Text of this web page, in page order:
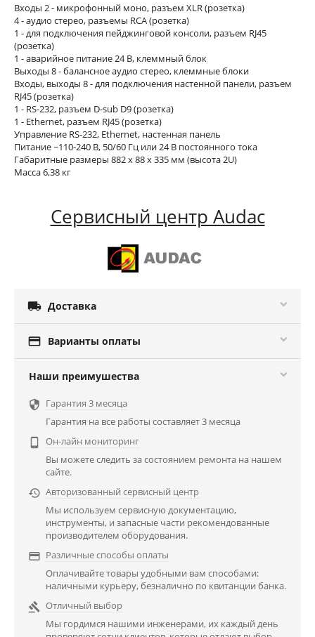
Входы 2 - микрофонный моно, разъем XLR (розетка)
4 - аудио стерео, разъемы RCA (розетка)
1 - для подключения пейджинговой консоли, разъем RJ45
(розетка)
1 - аварийное питание 24 В, клеммный блок
Выходы 8 - балансное аудио стерео, клеммные блоки
Входы, выходы 8 - для подключения настенной панели, разъем
RJ45 (розетка)
1 - RS-232, разъем D-sub D9 (розетка)
1 - Ethernet, разъем RJ45 (розетка)
Управление RS-232, Ethernet, настенная панель
Питание ~110-240 В, 50/60 Гц или 24 В постоянного тока
Габаритные размеры 882 x 88 x 335 мм (высота 2U)
Масса 6,38 кг
Сервисный центр Audac
 Доставка
 Варианты оплаты
Наши преимушества
 Гарантия 3 месяца
Гарантия на все работы составляет 3 месяца

Он-лайн мониторинг
Вы можете следить за состоянием ремонта на нашем
сайте.
 Авторизованный сервисный центр
Мы используем сервисную документацию,
инструменты, и запасные части рекомендованные
производителем оборудования.
 Различные способы оплаты
Оплачивайте товары удобными вам способами:
наличными курьеру, безналично по квитанции банка.
 Отличный выбор
Мы гордимся нашими инженерами, их каждый день